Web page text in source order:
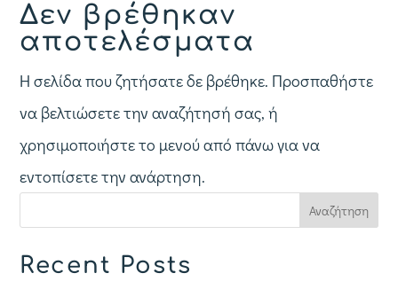
Δεν βρέθηκαν
αποτελέσματα
Η σελίδα που ζητήσατε δε βρέθηκε. Προσπαθήστε
να βελτιώσετε την αναζήτησή σας, ή
χρησιμοποιήστε το μενού από πάνω για να
εντοπίσετε την ανάρτηση.
Αναζήτηση
Recent Posts